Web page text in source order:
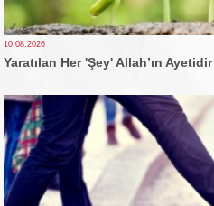
10.08.2026
Yaratılan Her 'Şey' Allah’ın Ayetidir